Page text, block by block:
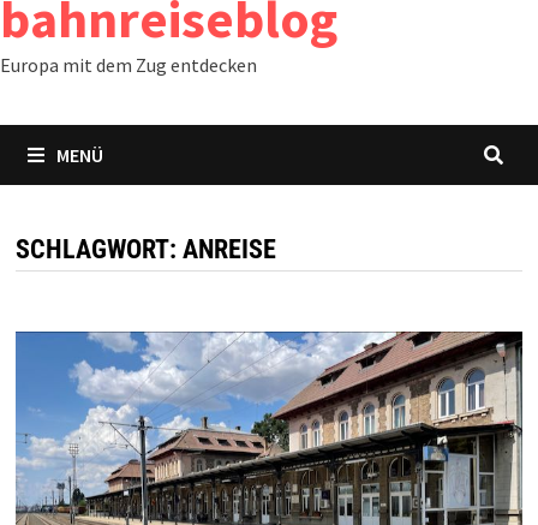
bahnreiseblog
Europa mit dem Zug entdecken
MENÜ
SCHLAGWORT: ANREISE